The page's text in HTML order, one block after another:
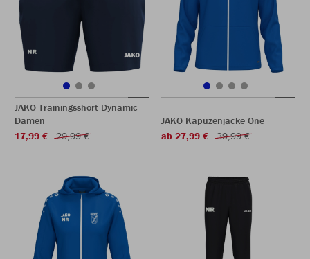
JAKO Trainingsshort Dynamic
Damen
17,99 €
29,99 €
JAKO Kapuzenjacke One
ab 27,99 €
39,99 €